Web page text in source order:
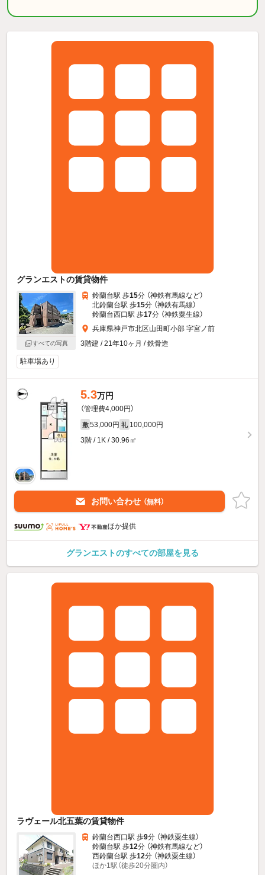
グランエストの賃貸物件
すべての写真
鈴蘭台駅 歩15分 （神鉄有馬線など）
北鈴蘭台駅 歩15分 （神鉄有馬線）
鈴蘭台西口駅 歩17分 （神鉄粟生線）
兵庫県神戸市北区山田町小部 字宮ノ前
3階建 / 21年10ヶ月 / 鉄骨造
駐車場あり
5.3万円
（管理費4,000円）
敷 53,000円 礼 100,000円
3階 / 1K / 30.96㎡
お問い合わせ （無料）
ほか提供
グランエストのすべての部屋を見る
ラヴェール北五葉の賃貸物件
鈴蘭台西口駅 歩9分 （神鉄粟生線）
鈴蘭台駅 歩12分 （神鉄有馬線など）
西鈴蘭台駅 歩12分 （神鉄粟生線）
ほか1駅（徒歩20分圏内）